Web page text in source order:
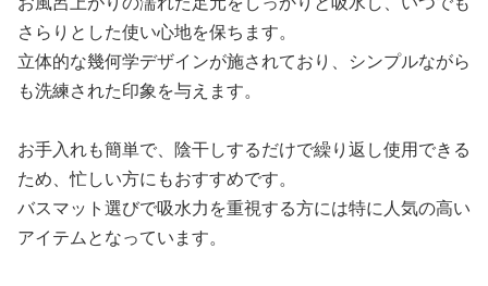
さらりとした使い心地を保ちます。
立体的な幾何学デザインが施されており、シンプルながら
も洗練された印象を与えます。
お手入れも簡単で、陰干しするだけで繰り返し使用できる
ため、忙しい方にもおすすめです。
バスマット選びで吸水力を重視する方には特に人気の高い
アイテムとなっています。